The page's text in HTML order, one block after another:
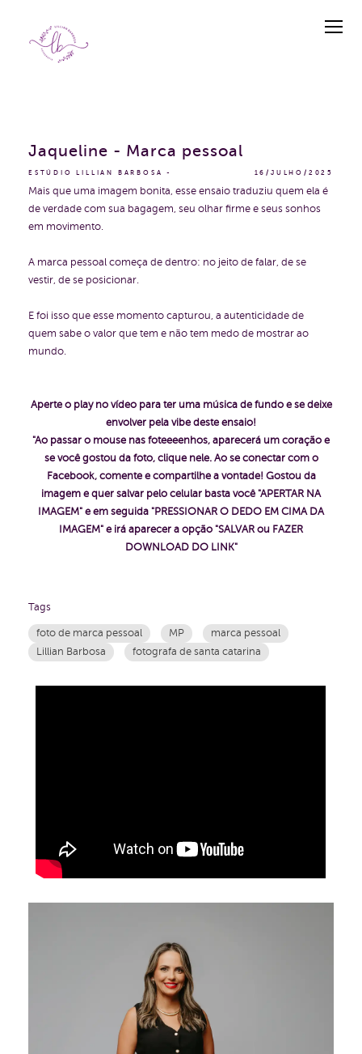
ESTÚDIO LILLIAN BARBOSA 16/JULHO/2025
Jaqueline - Marca pessoal
Mais que uma imagem bonita, esse ensaio traduziu quem ela é
de verdade com sua bagagem, seu olhar firme e seus sonhos
em movimento.
A marca pessoal começa de dentro: no jeito de falar, de se
vestir, de se posicionar.
E foi isso que esse momento capturou, a autenticidade de
quem sabe o valor que tem e não tem medo de mostrar ao
mundo.
Aperte o play no vídeo para ter uma música de fundo e se deixe
envolver pela vibe deste ensaio!
"Ao passar o mouse nas foteeeenhos, aparecerá um coração e
se você gostou da foto, clique nele. Ao se conectar com o
Facebook, comente e compartilhe a vontade! Gostou da
imagem e quer salvar pelo celular basta você "APERTAR NA
IMAGEM" e em seguida "PRESSIONAR O DEDO EM CIMA DA
IMAGEM" e irá aparecer a opção "SALVAR ou FAZER
DOWNLOAD DO LINK"
Tags
foto de marca pessoal MP
marca pessoal
Lillian Barbosa
fotografa de santa catarina